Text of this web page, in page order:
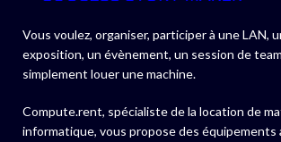
Vous voulez, organiser, participer à une LAN,
exposition, un évènement, un session de
simplement louer une machine.
Compute.rent, spécialiste de la location de
informatique, vous propose des équipements